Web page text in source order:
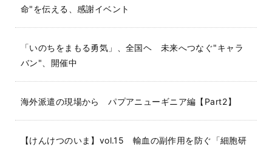
命"を伝える、感謝イベント
「いのちをまもる勇気」、全国ヘ 未来へつなぐ"キャラ
バン"、開催中
海外派遣の現場から パプアニューギニア編【Part2】
【けんけつのいま】vol.15 輸血の副作用を防ぐ「細胞研